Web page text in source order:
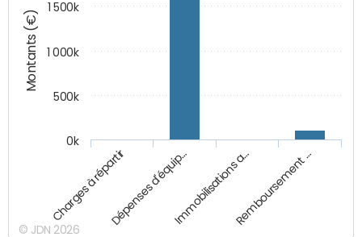
Montants (€)
Charges à répartirDépenses d'équip…Immobilisations a…Remboursement …
0k
500k
1 000k
1 500k
© JDN 2026